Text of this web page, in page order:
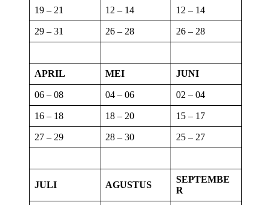
19 – 21 12 – 14 12 – 14
29 – 31 26 – 28 26 – 28
APRIL MEI JUNI
06 – 08 04 – 06 02 – 04
16 – 18 18 – 20 15 – 17
27 – 29 28 – 30 25 – 27
JULI AGUSTUS
SEPTEMBE
R